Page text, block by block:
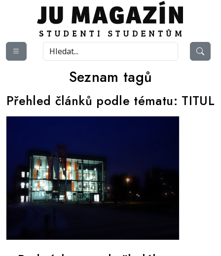
Seznam tagů
Přehled článků podle tématu: TITUL